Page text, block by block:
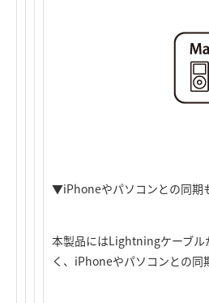
▼iPhoneやパソコンとの同期
本製品にはLightningケーブル
く、iPhoneやパソコンとの同